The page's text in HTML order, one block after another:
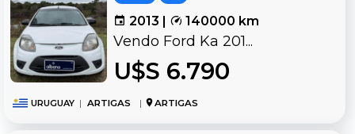
2013 | 140000 km
Vendo Ford Ka 201...
U$S 6.790
URUGUAY | ARTIGAS | ARTIGAS